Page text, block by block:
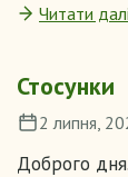
Читати далі
Стосунки
2 липня,
Доброго